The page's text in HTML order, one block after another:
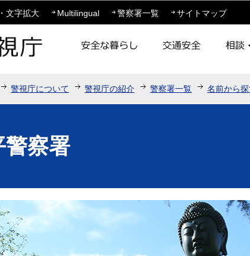
このページの本
文字拡大 Multilingual 警察署一覧 サイトマップ
警視庁について 警視庁の紹介 警察署一覧 名前から探
警察署